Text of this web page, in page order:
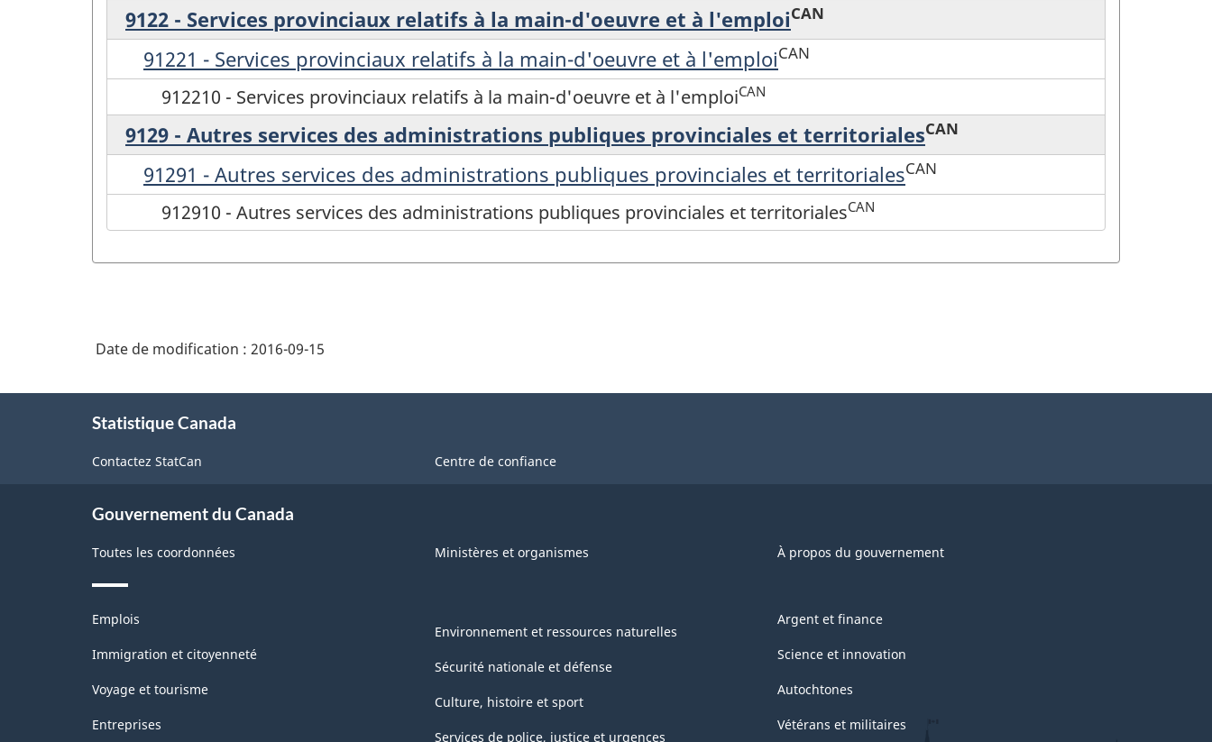
9122 - Services provinciaux relatifs à la main-d'oeuvre et à l'emploiCAN
91221 - Services provinciaux relatifs à la main-d'oeuvre et à l'emploiCAN
912210 - Services provinciaux relatifs à la main-d'oeuvre et à l'emploiCAN
9129 - Autres services des administrations publiques provinciales et territorialesCAN
91291 - Autres services des administrations publiques provinciales et territorialesCAN
912910 - Autres services des administrations publiques provinciales et territorialesCAN
Date de modification : 2016-09-15
Statistique Canada
Contactez StatCan Centre de confiance
Gouvernement du Canada
Toutes les coordonnées Ministères et organismes À propos du gouvernement
Thèmes
sujets
Emplois
Immigration et citoyenneté
Voyage et tourisme
Entreprises
Environnement et ressources naturelles
Sécurité nationale et défense
Culture, histoire et sport
Services de police, justice et urgences
Argent et finance
Science et innovation
Autochtones
Vétérans et militaires